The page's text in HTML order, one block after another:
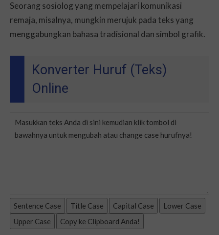
Seorang sosiolog yang mempelajari komunikasi
remaja, misalnya, mungkin merujuk pada teks yang
menggabungkan bahasa tradisional dan simbol grafik.
Konverter Huruf (Teks)
Online
Sentence Case Title Case Capital Case
Lower Case
Upper Case
Copy ke Clipboard Anda!